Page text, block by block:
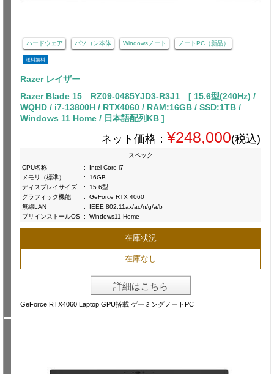
ハードウェア パソコン本体 Windowsノート ノートPC（新品）
送料無料
Razer レイザー
Razer Blade 15 RZ09-0485YJD3-R3J1 [ 15.6型(240Hz) /
WQHD / i7-13800H / RTX4060 / RAM:16GB / SSD:1TB /
Windows 11 Home / 日本語配列KB ]
ネット価格： ¥248,000(税込)
スペック
CPU名称
:
Intel Core i7
メモリ（標準）
:
16GB
ディスプレイサイズ
:
15.6型
グラフィック機能
:
GeForce RTX 4060
無線LAN
:
IEEE 802.11ax/ac/n/g/a/b
プリインストールOS : Windows11 Home
在庫状況
在庫なし
詳細はこちら
GeForce RTX4060 Laptop GPU搭載 ゲーミングノートPC